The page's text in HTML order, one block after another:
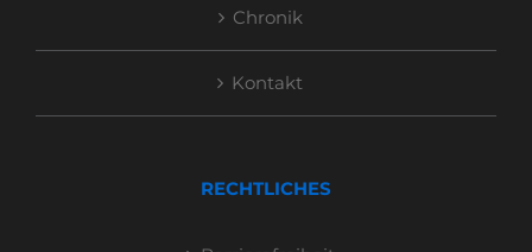
Chronik
Kontakt
RECHTLICHES